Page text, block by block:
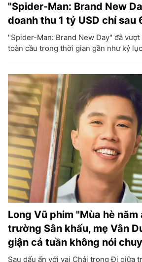
"Spider-Man: Brand New
doanh thu 1 tỷ USD chỉ sau
"Spider-Man: Brand New Day" đã
toàn cầu trong thời gian gần như kỷ
Long Vũ phim "Mùa hè năm
trường Sân khấu, mẹ Vân
giận cả tuần không nói
Sau dấu ấn với vai Chải trong Đi giữa